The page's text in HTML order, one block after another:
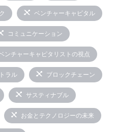
ベンチャーキャピタル
コミュニケーション
ンチャーキャピタリストの視点
ラル ブロックチェーン
サスティナブル
お金とテクノロジーの未来